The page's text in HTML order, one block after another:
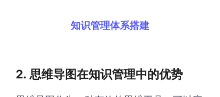
知识管理体系搭建
2. 思维导图在知识管理中的优势